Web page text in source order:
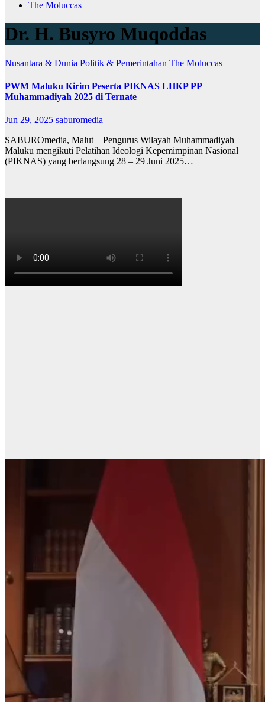
The Moluccas
Dr. H. Busyro Muqoddas
Nusantara & Dunia Politik & Pemerintahan The Moluccas
PWM Maluku Kirim Peserta PIKNAS LHKP PP
Muhammadiyah 2025 di Ternate
Jun 29, 2025 saburomedia
SABUROmedia, Malut – Pengurus Wilayah Muhammadiyah
Maluku mengikuti Pelatihan Ideologi Kepemimpinan Nasional
(PIKNAS) yang berlangsung 28 – 29 Juni 2025…